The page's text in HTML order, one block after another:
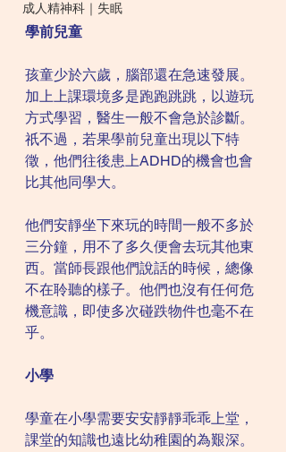
成人精神科｜失眠
學前兒童
孩童少於六歲，腦部還在急速發展。
加上上課環境多是跑跑跳跳，以遊玩
方式學習，醫生一般不會急於診斷。
祇不過，若果學前兒童出現以下特
徵，他們往後患上ADHD的機會也會
比其他同學大。
他們安靜坐下來玩的時間一般不多於
三分鐘，用不了多久便會去玩其他東
西。當師長跟他們說話的時候，總像
不在聆聽的樣子。他們也沒有任何危
機意識，即使多次碰跌物件也毫不在
乎。
小學
學童在小學需要安安靜靜乖乖上堂，
課堂的知識也遠比幼稚園的為艱深。